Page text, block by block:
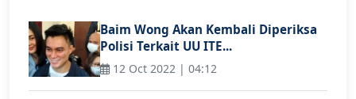
Baim Wong Akan Kembali Diperiksa
Polisi Terkait UU ITE...
12 Oct 2022 | 04:12